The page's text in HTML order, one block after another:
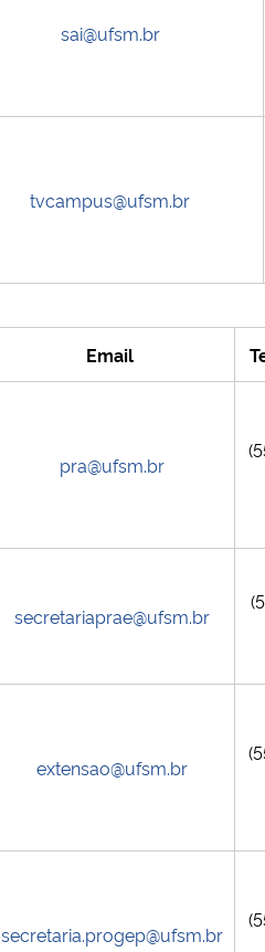
sai@ufsm.br
tvcampus@ufsm.br
Email
pra@ufsm.br
secretariaprae@ufsm.br
extensao@ufsm.br
secretaria.progep@ufsm.br